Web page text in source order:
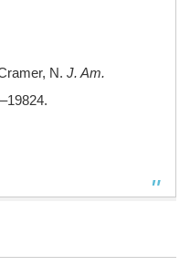
N. J. Am.